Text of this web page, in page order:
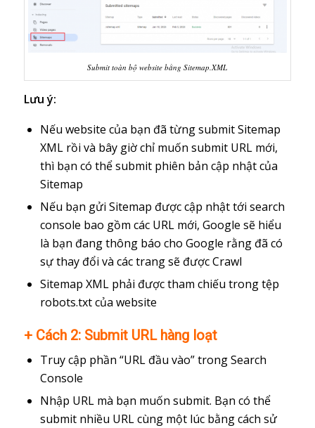
Submit toàn bộ website bằng Sitemap.XML
Lưu ý:
Nếu website của bạn đã từng submit Sitemap
XML rồi và bây giờ chỉ muốn submit URL mới,
thì bạn có thể submit phiên bản cập nhật của
Sitemap
Nếu bạn gửi Sitemap được cập nhật tới search
console bao gồm các URL mới, Google sẽ hiểu
là bạn đang thông báo cho Google rằng đã có
sự thay đổi và các trang sẽ được Crawl
Sitemap XML phải được tham chiếu trong tệp
robots.txt của website
+ Cách 2: Submit URL hàng loạt
Truy cập phần “URL đầu vào” trong Search
Console
Nhập URL mà bạn muốn submit. Bạn có thể
submit nhiều URL cùng một lúc bằng cách sử